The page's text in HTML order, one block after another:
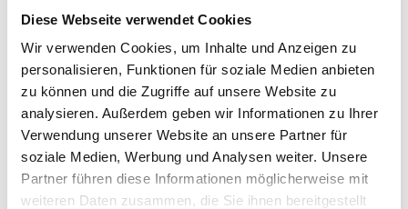
Diese Webseite verwendet Cookies
Wir verwenden Cookies, um Inhalte und Anzeigen zu
personalisieren, Funktionen für soziale Medien anbieten
zu können und die Zugriffe auf unsere Website zu
analysieren. Außerdem geben wir Informationen zu Ihrer
Verwendung unserer Website an unsere Partner für
soziale Medien, Werbung und Analysen weiter. Unsere
Partner führen diese Informationen möglicherweise mit
weiteren Daten zusammen, die Sie ihnen bereitgestellt
GESAMTKATALOG
MEHR ERFAHREN